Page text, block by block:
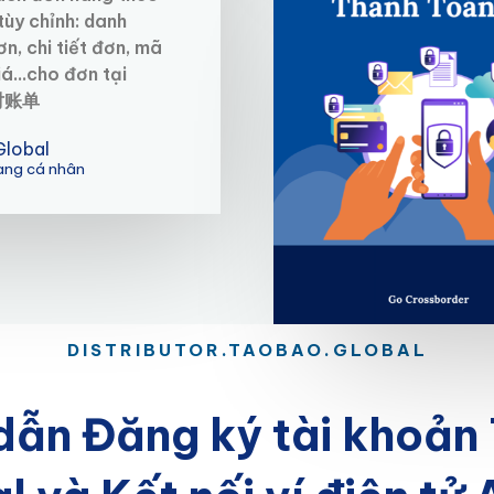
chỉnh: danh
chi tiết đơn, mã
đơn tại
单
cá nhân
DISTRIBUTOR.TAOBAO.GLOBAL
Đăng ký tài khoản